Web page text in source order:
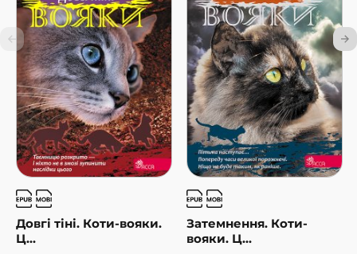
Довгі тіні. Коти-вояки.
Ц...
Затемнення. Коти-
вояки. Ц...